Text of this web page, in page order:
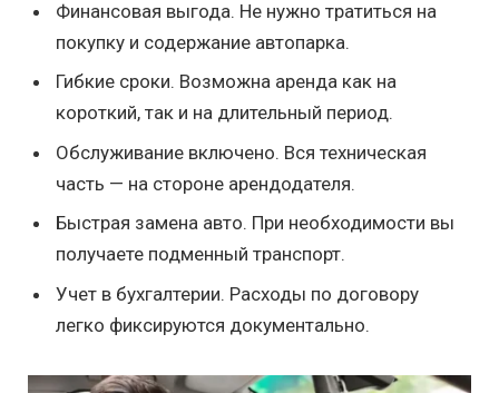
Финансовая выгода. Не нужно тратиться на
покупку и содержание автопарка.
Гибкие сроки. Возможна аренда как на
короткий, так и на длительный период.
Обслуживание включено. Вся техническая
часть — на стороне арендодателя.
Быстрая замена авто. При необходимости вы
получаете подменный транспорт.
Учет в бухгалтерии. Расходы по договору
легко фиксируются документально.